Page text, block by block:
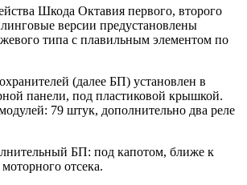
Шкода Октавия первого, второго
версии предустановлены
типа с плавильным элементом по
(далее БП) установлен в
панели, под пластиковой крышкой.
79 штук, дополнительно два реле
БП: под капотом, ближе к
отсека.